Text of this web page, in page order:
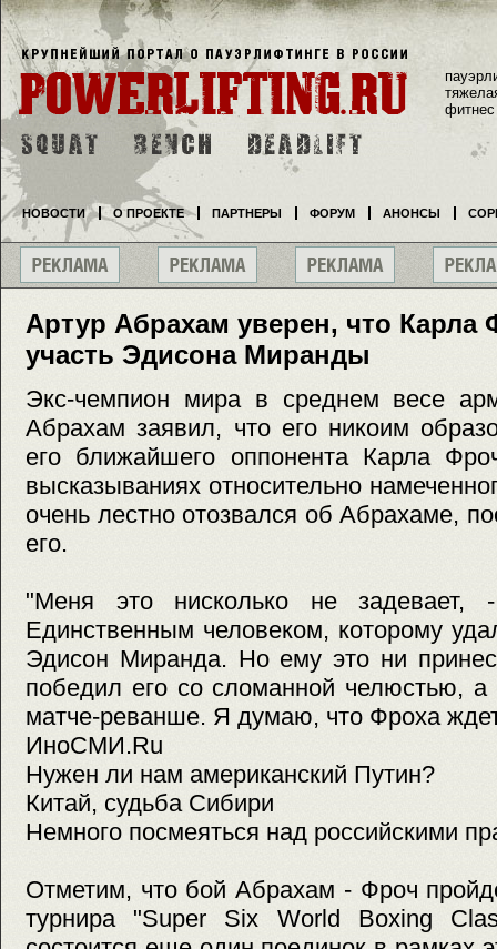
Артур Абрахам уверен, что Карла
участь Эдисона Миранды
Экс-чемпион мира в среднем весе
Абрахам заявил, что его никоим
его ближайшего оппонента Карла
высказываниях относительно
очень лестно отозвался об Абрахаме,
его.
"Меня это нисколько не
Единственным человеком, которому
Эдисон Миранда. Но ему это ни
победил его со сломанной челюстью, а
матче-реванше. Я думаю, что Фроха
ИноСМИ.Ru
Нужен ли нам американский Путин?
Китай, судьба Сибири
Немного посмеяться над российскими
Отметим, что бой Абрахам - Фроч
турнира "Super Six World Boxing
фитнес
НОВОСТИ О ПРОЕКТЕ ПАРТНЕРЫ ФОРУМ АНОНСЫ